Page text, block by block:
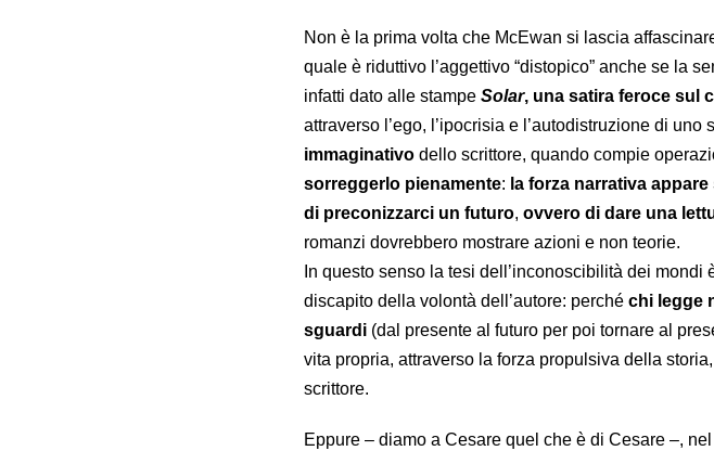
Non è la prima volta che McEwan si lascia
quale è riduttivo l’aggettivo “distopico” anche se la
infatti dato alle stampe Solar, una satira feroce sul
attraverso l’ego, l’ipocrisia e l’autodistruzione di
immaginativo dello scrittore, quando compie
sorreggerlo pienamente: la forza narrativa
di preconizzarci un futuro, ovvero di dare una
romanzi dovrebbero mostrare azioni e non teorie.
In questo senso la tesi dell’inconoscibilità dei
discapito della volontà dell’autore: perché chi legge
sguardi (dal presente al futuro per poi tornare al
vita propria, attraverso la forza propulsiva della
scrittore.
Eppure – diamo a Cesare quel che è di Cesare –,